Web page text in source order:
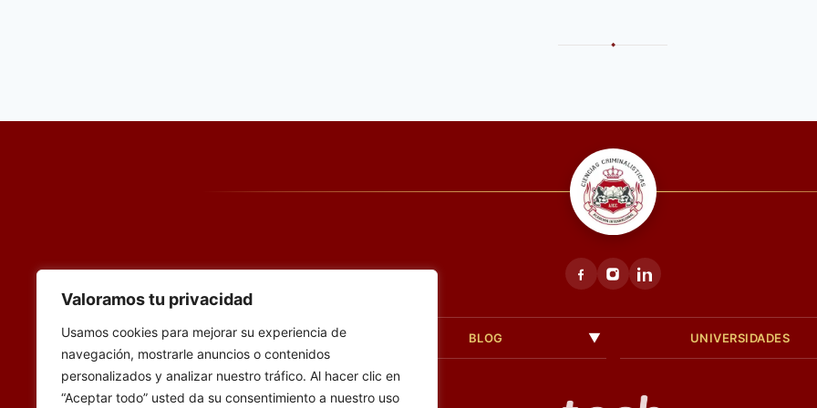
Valoramos tu privacidad
Usamos cookies para mejorar su experiencia de
navegación, mostrarle anuncios o contenidos
personalizados y analizar nuestro tráfico. Al hacer clic en
“Aceptar todo” usted da su consentimiento a nuestro uso
◆
FORMACIÓN BLOG UNIVERSIDADES